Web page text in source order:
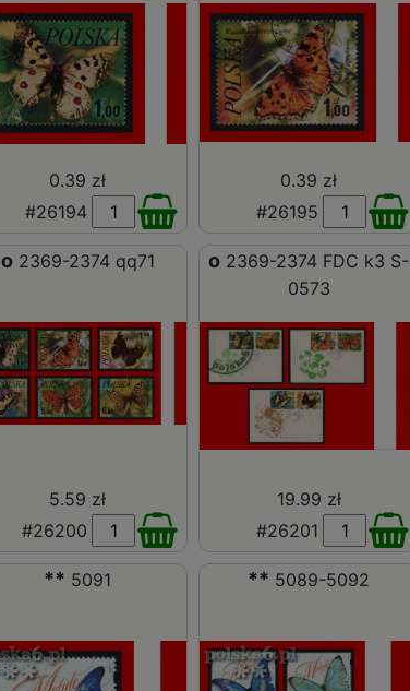
0.39 zł
#26194
0.39 zł
#26195
o2369-2374 qq71
5.59 zł
#26200
o 2369-2374 FDC k3 S-
0573
19.99 zł
#26201
** 5091 ** 5089-5092